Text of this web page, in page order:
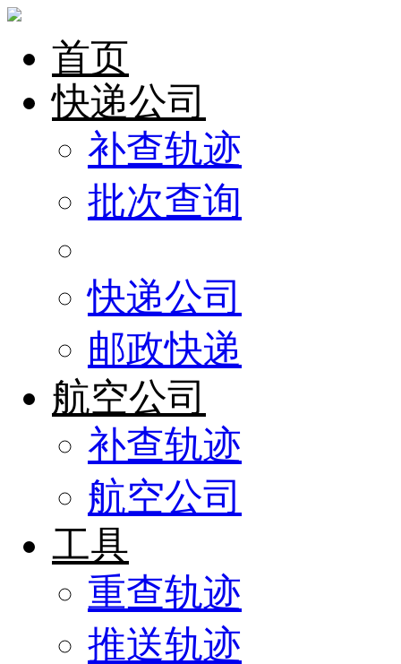
首页
快递公司
补查轨迹
批次查询
快递公司
邮政快递
航空公司
补查轨迹
航空公司
工具
重查轨迹
推送轨迹